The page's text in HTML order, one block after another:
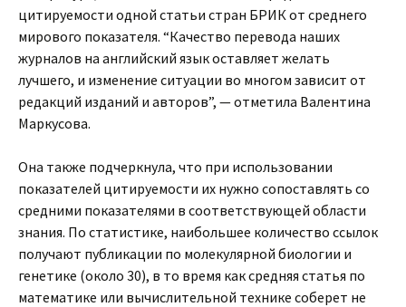
цитируемости одной статьи стран БРИК от среднего
мирового показателя. “Качество перевода наших
журналов на английский язык оставляет желать
лучшего, и изменение ситуации во многом зависит от
редакций изданий и авторов”, — отметила Валентина
Маркусова.
Она также подчеркнула, что при использовании
показателей цитируемости их нужно сопоставлять со
средними показателями в соответствующей области
знания. По статистике, наибольшее количество ссылок
получают публикации по молекулярной биологии и
генетике (около 30), в то время как средняя статья по
математике или вычислительной технике соберет не